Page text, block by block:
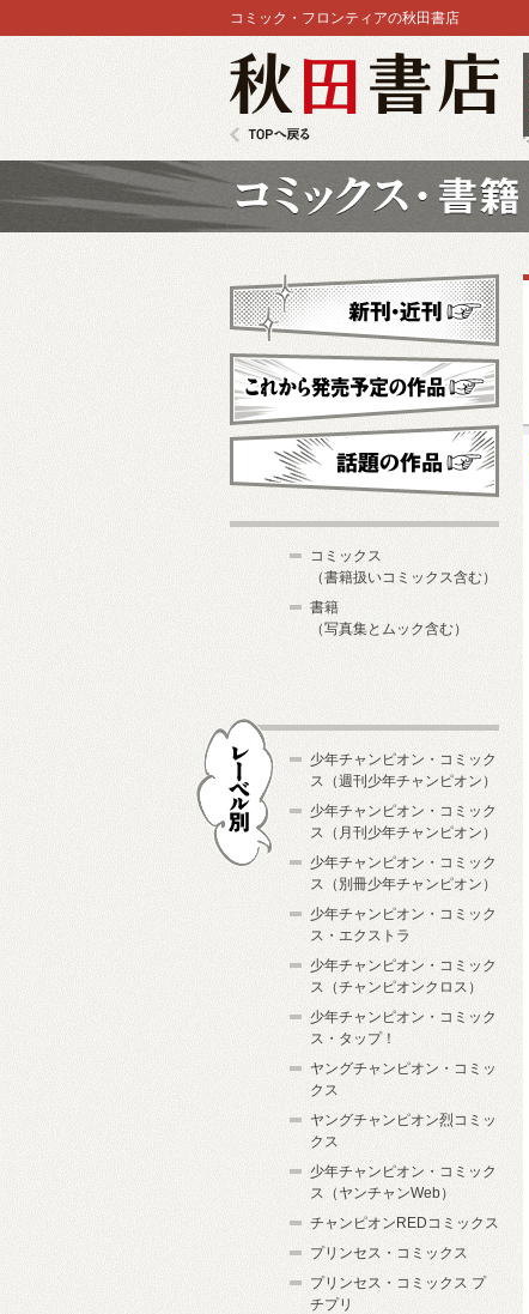
コミック・フロンティアの秋田書店
新刊・近刊
これから発売予定
コミックス
（書籍扱いコミックス含む）
書籍
（写真集とムック含む）
少年チャンピオン・コミック
ス（週刊少年チャンピオン）
少年チャンピオン・コミック
ス（月刊少年チャンピオン）
少年チャンピオン・コミック
ス（別冊少年チャンピオン）
少年チャンピオン・コミック
ス・エクストラ
少年チャンピオン・コミック
ス（チャンピオンクロス）
少年チャンピオン・コミック
ス・タップ！
ヤングチャンピオン・コミッ
クス
ヤングチャンピオン烈コミッ
クス
少年チャンピオン・コミック
ス（ヤンチャンWeb）
チャンピオンREDコミックス
プリンセス・コミックス
プリンセス・コミックス プ
チプリ